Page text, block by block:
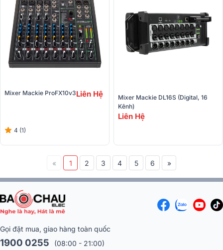
Mixer Mackie ProFX10v3Liên Hệ
4 (1)
Mixer Mackie DL16S (Digital, 16
Kênh)
Liên Hệ
« 1 2 3 4 5 6 »
Gọi đặt mua, giao hàng toàn quốc
1900 0255
(08:00 - 21:00)